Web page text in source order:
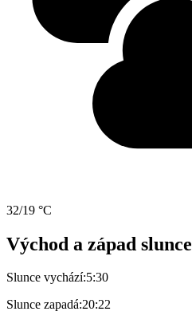
32/19 °C
Východ a západ slunce
Slunce vychází:5:30
Slunce zapadá:20:22